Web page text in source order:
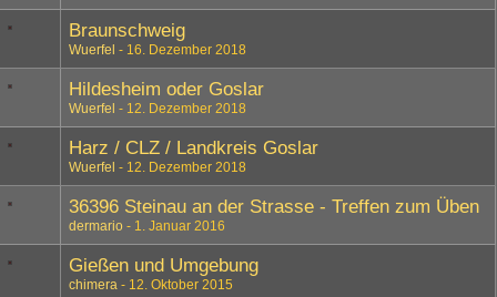
Braunschweig
Wuerfel 16. Dezember 2018
Hildesheim oder Goslar
Wuerfel 12. Dezember 2018
Harz / CLZ / Landkreis Goslar
Wuerfel 12. Dezember 2018
36396 Steinau an der Strasse - Treffen zum Üben
dermario 1. Januar 2016
Gießen und Umgebung
chimera 12. Oktober 2015